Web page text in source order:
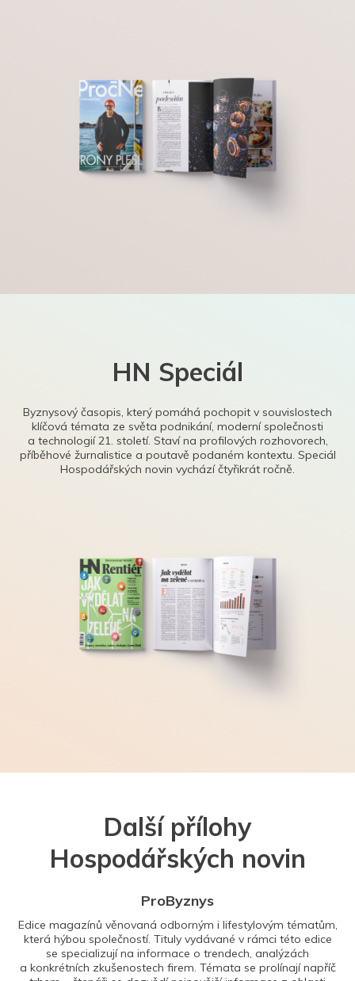
HN Speciál
Byznysový časopis, který pomáhá pochopit v souvislostech
klíčová témata ze světa podnikání, moderní společnosti
a technologií 21. století. Staví na profilových rozhovorech,
příběhové žurnalistice a poutavě podaném kontextu. Speciál
Hospodářských novin vychází čtyřikrát ročně.
Další přílohy
Hospodářských novin
ProByznys
Edice magazínů věnovaná odborným i lifestylovým tématům,
která hýbou společností. Tituly vydávané v rámci této edice
se specializují na informace o trendech, analýzách
a konkrétních zkušenostech firem. Témata se prolínají napříč